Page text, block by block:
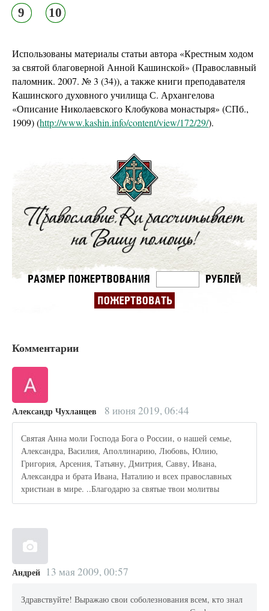
9 10
Использованы материалы статьи автора «Крестным ходом
за святой благоверной Анной Кашинской» (Православный
паломник. 2007. № 3 (34)), а также книги преподавателя
Кашинского духовного училища С. Архангелова
«Описание Николаевского Клобукова монастыря» (СПб.,
1909) (http://www.kashin.info/content/view/172/29/).
Комментарии
Александр Чухланцев 8 июня 2019, 06:44
Святая Анна моли Господа Бога о России, о нашей семье,
Александра, Василия, Аполлинарию, Любовь, Юлию,
Григория, Арсения, Татьяну, Дмитрия, Савву, Ивана,
Александра и брата Ивана, Наталию и всех православных
христиан в мире. ..Благодарю за святые твои молитвы
Андрей 13 мая 2009, 00:57
Здравствуйте! Выражаю свои соболезнования всем, кто знал